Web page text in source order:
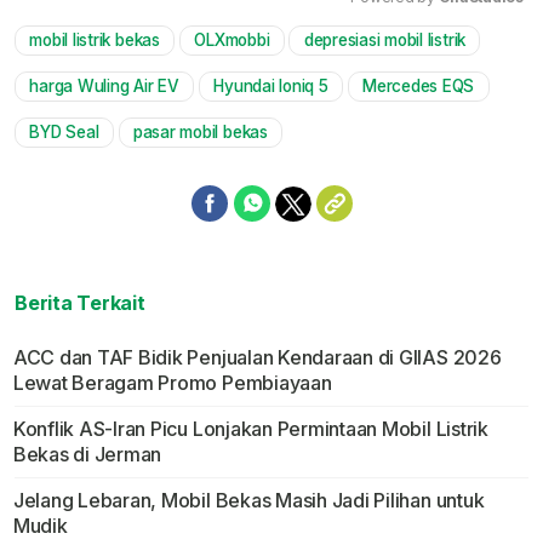
Mute
mobil listrik bekas OLXmobbi depresiasi mobil listrik
harga Wuling Air EV Hyundai Ioniq 5 Mercedes EQS
BYD Seal pasar mobil bekas
Berita Terkait
ACC dan TAF Bidik Penjualan Kendaraan di GIIAS 2026
Lewat Beragam Promo Pembiayaan
Konflik AS-Iran Picu Lonjakan Permintaan Mobil Listrik
Bekas di Jerman
Jelang Lebaran, Mobil Bekas Masih Jadi Pilihan untuk
Mudik